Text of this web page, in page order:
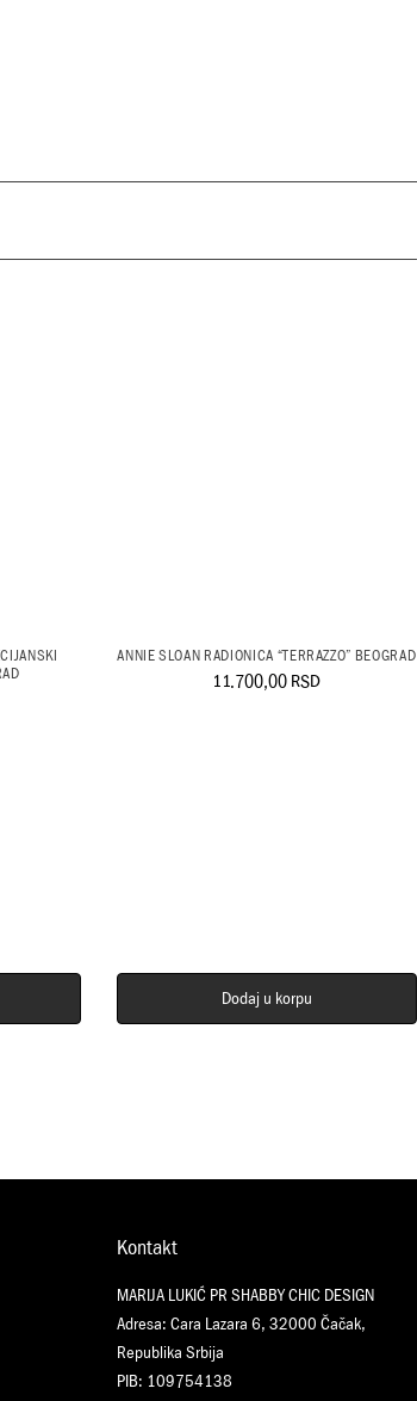
ANNIE SLOAN RADIONICA “TERRAZZO” BEOGRAD
11.700,00 RSD
Dodaj u korpu
Kontakt
MARIJA LUKIĆ PR SHABBY CHIC DESIGN
Adresa: Cara Lazara 6, 32000 Čačak,
Republika Srbija
PIB: 109754138